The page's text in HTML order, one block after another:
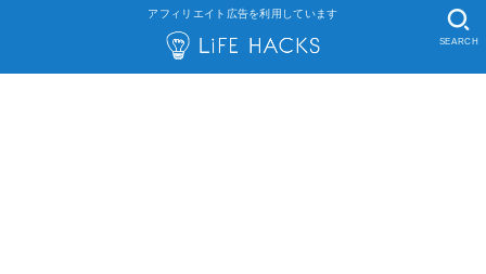
アフィリエイト広告を利用しています
SEARCH